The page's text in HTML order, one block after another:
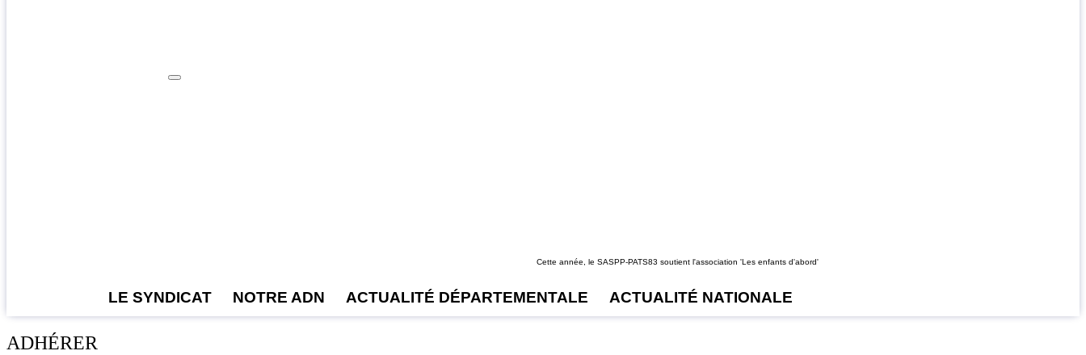
Cette année, le SASPP-PATS83 soutient l'association 'Les enfants d'abord'
LE SYNDICAT NOTRE ADN ACTUALITÉ DÉPARTEMENTALE ACTUALITÉ NATIONALE
ADHÉRER